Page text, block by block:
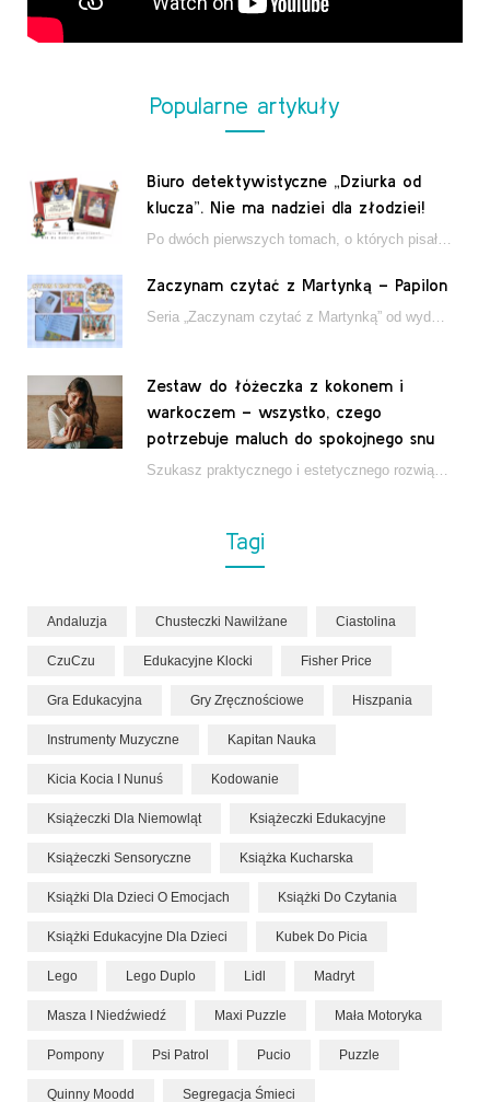
Popularne artykuły
Biuro detektywistyczne „Dziurka od
klucza”. Nie ma nadziei dla złodziei!
Po dwóch pierwszych tomach, o których pisałam tutaj, które wciągnęły nas w świat młodych detektywów…
Zaczynam czytać z Martynką – Papilon
Seria „Zaczynam czytać z Martynką” od wydawnictwa Papilon to estetycznie wydane książki wspierające dzieci w…
Zestaw do łóżeczka z kokonem i
warkoczem – wszystko, czego
potrzebuje maluch do spokojnego snu
Szukasz praktycznego i estetycznego rozwiązania do łóżeczka niemowlęcia? Zestaw z kokonem i warkoczem zapewnia wygodę,…
Tagi
Andaluzja Chusteczki Nawilżane Ciastolina
CzuCzu Edukacyjne Klocki Fisher Price
Gra Edukacyjna Gry Zręcznościowe Hiszpania
Instrumenty Muzyczne Kapitan Nauka
Kicia Kocia I Nunuś Kodowanie
Książeczki Dla Niemowląt Książeczki Edukacyjne
Książeczki Sensoryczne Książka Kucharska
Książki Dla Dzieci O Emocjach Książki Do Czytania
Książki Edukacyjne Dla Dzieci Kubek Do Picia
Lego Lego Duplo Lidl Madryt
Masza I Niedźwiedź Maxi Puzzle Mała Motoryka
Pompony Psi Patrol Pucio Puzzle
Quinny Moodd Segregacja Śmieci